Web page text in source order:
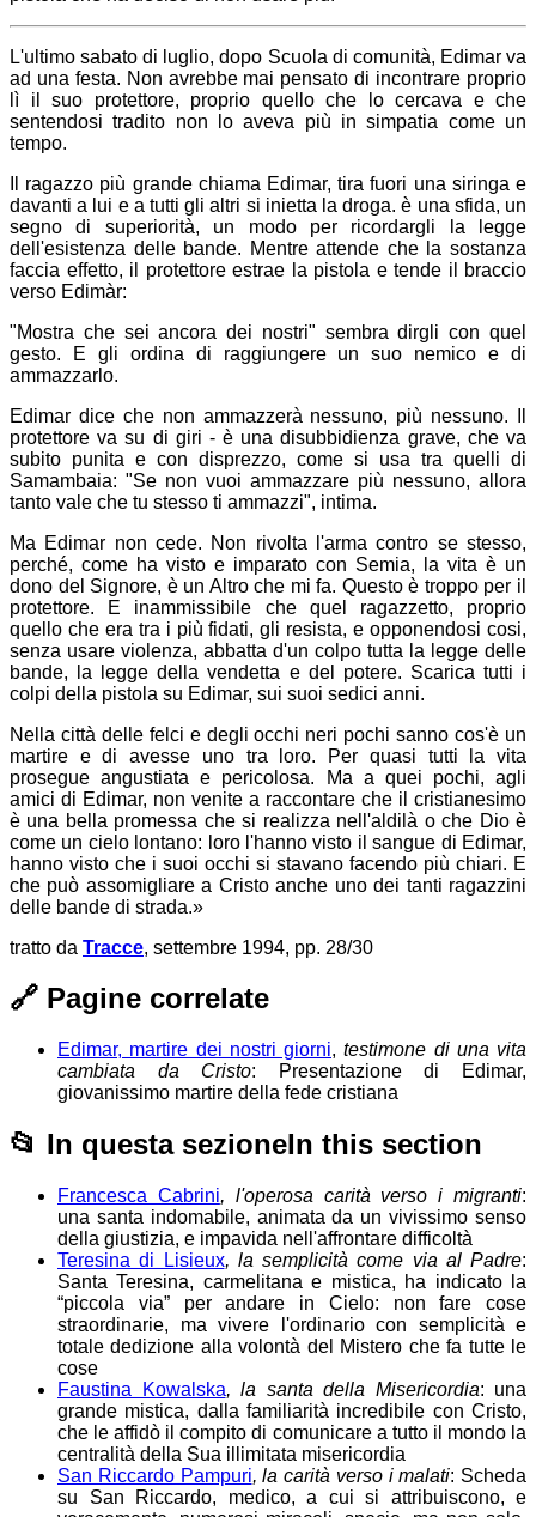
L'ultimo sabato di luglio, dopo Scuola di comunità, Edimar va
ad una festa. Non avrebbe mai pensato di incontrare proprio
lì il suo protettore, proprio quello che lo cercava e che
sentendosi tradito non lo aveva più in simpatia come un
tempo.
Il ragazzo più grande chiama Edimar, tira fuori una siringa e
davanti a lui e a tutti gli altri si inietta la droga. è una sfida, un
segno di superiorità, un modo per ricordargli la legge
dell'esistenza delle bande. Mentre attende che la sostanza
faccia effetto, il protettore estrae la pistola e tende il braccio
verso Edimàr:
"Mostra che sei ancora dei nostri" sembra dirgli con quel
gesto. E gli ordina di raggiungere un suo nemico e di
ammazzarlo.
Edimar dice che non ammazzerà nessuno, più nessuno. Il
protettore va su di giri - è una disubbidienza grave, che va
subito punita e con disprezzo, come si usa tra quelli di
Samambaia: "Se non vuoi ammazzare più nessuno, allora
tanto vale che tu stesso ti ammazzi", intima.
Ma Edimar non cede. Non rivolta l'arma contro se stesso,
perché, come ha visto e imparato con Semia, la vita è un
dono del Signore, è un Altro che mi fa. Questo è troppo per il
protettore. E inammissibile che quel ragazzetto, proprio
quello che era tra i più fidati, gli resista, e opponendosi cosi,
senza usare violenza, abbatta d'un colpo tutta la legge delle
bande, la legge della vendetta e del potere. Scarica tutti i
colpi della pistola su Edimar, sui suoi sedici anni.
Nella città delle felci e degli occhi neri pochi sanno cos'è un
martire e di avesse uno tra loro. Per quasi tutti la vita
prosegue angustiata e pericolosa. Ma a quei pochi, agli
amici di Edimar, non venite a raccontare che il cristianesimo
è una bella promessa che si realizza nell'aldilà o che Dio è
come un cielo lontano: loro l'hanno visto il sangue di Edimar,
hanno visto che i suoi occhi si stavano facendo più chiari. E
che può assomigliare a Cristo anche uno dei tanti ragazzini
delle bande di strada.»
tratto da Tracce, settembre 1994, pp. 28/30
🔗 Pagine correlate
Edimar, martire dei nostri giorni,testimone di una vita
cambiata da Cristo: Presentazione di Edimar,
giovanissimo martire della fede cristiana
📂 In questa sezioneIn this section
Francesca Cabrini, l'operosa carità verso i migranti:
una santa indomabile, animata da un vivissimo senso
della giustizia, e impavida nell'affrontare difficoltà
Teresina di Lisieux, la semplicità come via al Padre:
Santa Teresina, carmelitana e mistica, ha indicato la
“piccola via” per andare in Cielo: non fare cose
straordinarie, ma vivere l'ordinario con semplicità e
totale dedizione alla volontà del Mistero che fa tutte le
cose
Faustina Kowalska, la santa della Misericordia: una
grande mistica, dalla familiarità incredibile con Cristo,
che le affidò il compito di comunicare a tutto il mondo la
centralità della Sua illimitata misericordia
San Riccardo Pampuri, la carità verso i malati: Scheda
su San Riccardo, medico, a cui si attribuiscono, e